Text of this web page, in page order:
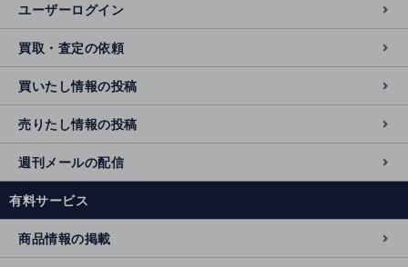
ユーザーログイン
買取・査定の依頼
買いたし情報の投稿
売りたし情報の投稿
週刊メールの配信
有料サービス
商品情報の掲載